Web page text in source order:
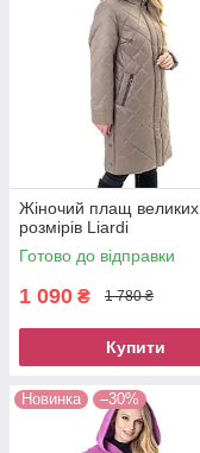
Жіночий плащ великих
розмірів Liardi
Готово до відправки
1 090 ₴ 1 780 ₴
Купити
Новинка –30%